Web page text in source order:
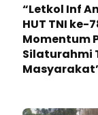
“Letkol Inf
HUT TNI ke-
Momentum
Silaturahmi